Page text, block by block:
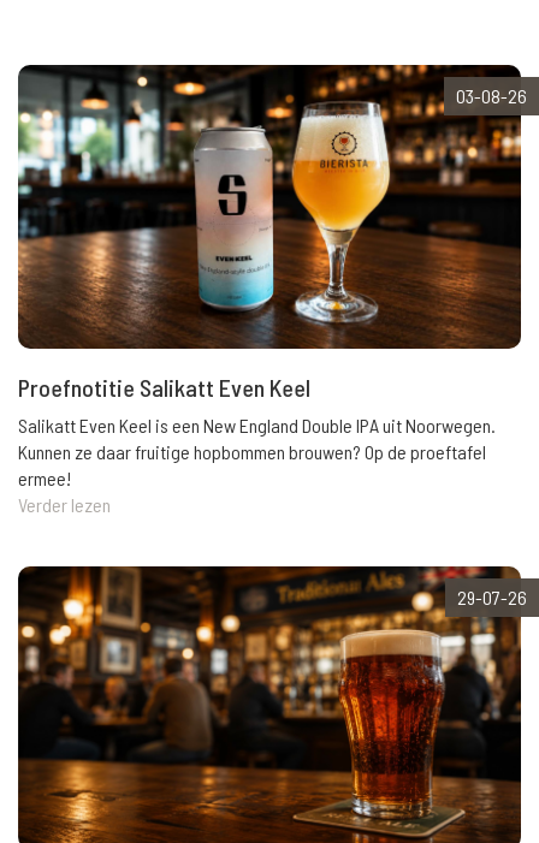
03-08-26
Proefnotitie Salikatt Even Keel
Salikatt Even Keel is een New England Double IPA uit Noorwegen.
Kunnen ze daar fruitige hopbommen brouwen? Op de proeftafel
ermee!
Verder lezen
29-07-26